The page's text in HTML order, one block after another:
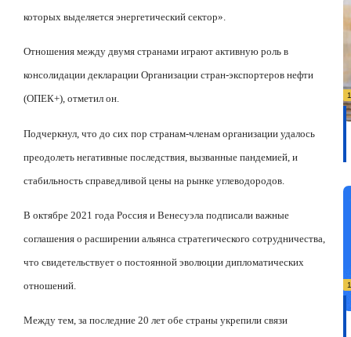
которых выделяется энергетический сектор».
Отношения между двумя странами играют активную роль в
консолидации декларации Организации стран-экспортеров нефти
(ОПЕК+), отметил он.
Подчеркнул, что до сих пор странам-членам организации удалось
преодолеть негативные последствия, вызванные пандемией, и
стабильность справедливой цены на рынке углеводородов.
В октябре 2021 года Россия и Венесуэла подписали важные
соглашения о расширении альянса стратегического сотрудничества,
что свидетельствует о постоянной эволюции дипломатических
отношений.
Между тем, за последние 20 лет обе страны укрепили связи